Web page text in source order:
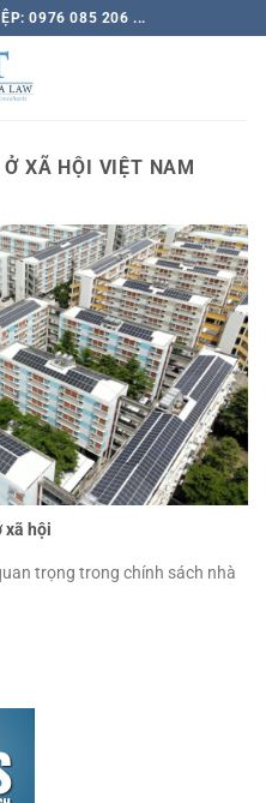
0976 085 206 ...
Ở XÃ HỘI VIỆT NAM
xã hội
trọng trong chính sách nhà